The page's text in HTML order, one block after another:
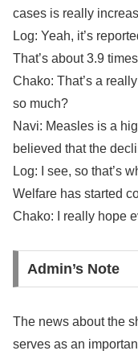
cases is really
Log: Yeah, it’s
That’s about 3.9
Chako: That’s a
so much?
Navi: Measles is a
believed that the
Log: I see, so that’s
Welfare has started
Chako: I really hope
Admin’s Note
The news about the
serves as an